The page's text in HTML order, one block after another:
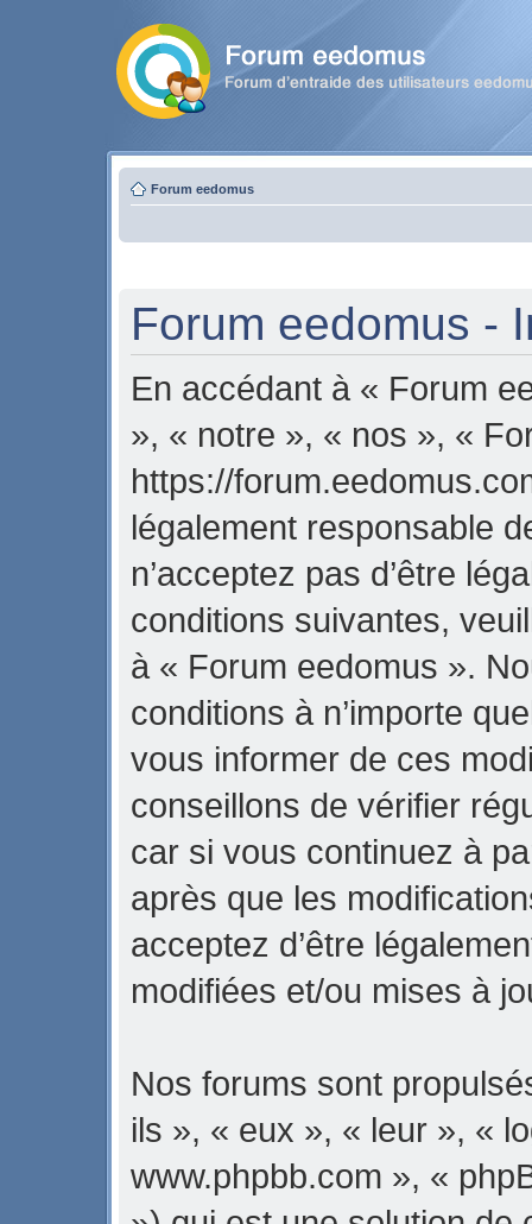
Forum eedomus
Forum eedomus -
En accédant à « Forum
», « notre », « nos », «
https://
légalement responsable
n’acceptez pas d’être
conditions suivantes,
à « Forum eedomus ».
conditions à n’importe
vous informer de ces
conseillons de vérifier
car si vous continuez à
après que les
acceptez d’être
modifiées et/ou mises à
Nos forums sont
ils », « eux », « leur », «
www.phpbb.com », «